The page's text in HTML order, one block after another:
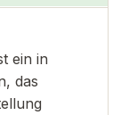
ein in
das